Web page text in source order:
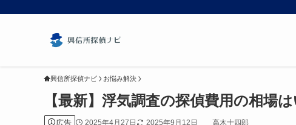
興信所探偵ナビ お悩み解決
【最新】浮気調査の探偵費用の相場
広告 2025年4月27日 2025年9月12日 高木十四郎